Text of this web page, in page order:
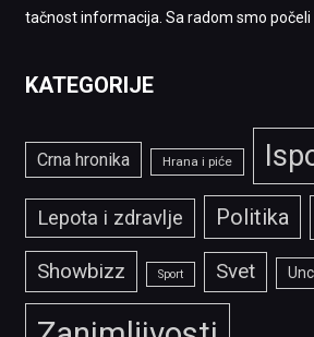
tačnost informacija. Sa radom smo počeli
KATEGORIJE
Crna hronika Hrana i piće
Lepota i zdravlje Politika
Showbizz Sport Svet